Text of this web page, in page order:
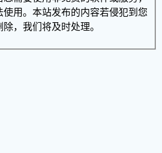
用。本站发布的内容若侵犯到您
，我们将及时处理。